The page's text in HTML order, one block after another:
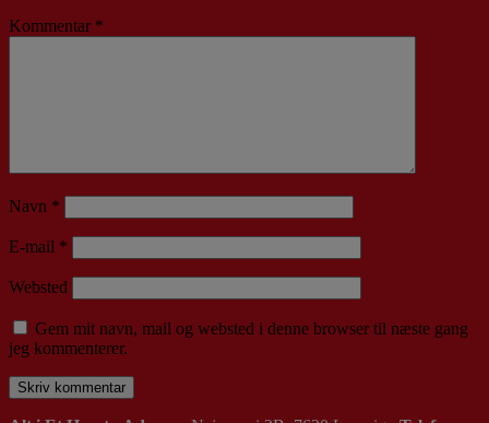
Kommentar *
Navn *
E-mail *
Websted
Gem mit navn, mail og websted i denne browser til næste gang
jeg kommenterer.